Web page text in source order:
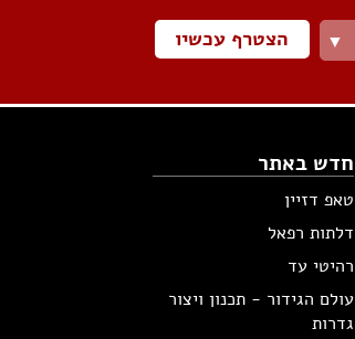
▼ הצטרף עכשיו
חדש באתר
טאפ דזיין
דלתות רפאל
רהיטי עד
עולם הגידור - תכנון ויצור
גדרות